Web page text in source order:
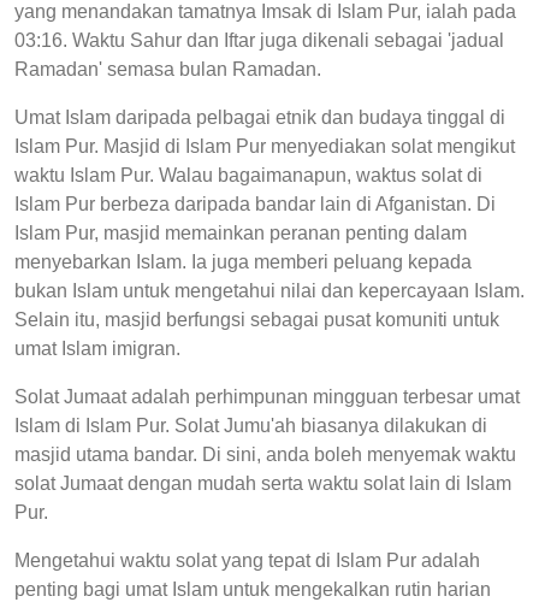
yang menandakan tamatnya Imsak di Islam Pur, ialah pada
03:16. Waktu Sahur dan Iftar juga dikenali sebagai 'jadual
Ramadan' semasa bulan Ramadan.
Umat Islam daripada pelbagai etnik dan budaya tinggal di
Islam Pur. Masjid di Islam Pur menyediakan solat mengikut
waktu Islam Pur. Walau bagaimanapun, waktus solat di
Islam Pur berbeza daripada bandar lain di Afganistan. Di
Islam Pur, masjid memainkan peranan penting dalam
menyebarkan Islam. Ia juga memberi peluang kepada
bukan Islam untuk mengetahui nilai dan kepercayaan Islam.
Selain itu, masjid berfungsi sebagai pusat komuniti untuk
umat Islam imigran.
Solat Jumaat adalah perhimpunan mingguan terbesar umat
Islam di Islam Pur. Solat Jumu'ah biasanya dilakukan di
masjid utama bandar. Di sini, anda boleh menyemak waktu
solat Jumaat dengan mudah serta waktu solat lain di Islam
Pur.
Mengetahui waktu solat yang tepat di Islam Pur adalah
penting bagi umat Islam untuk mengekalkan rutin harian